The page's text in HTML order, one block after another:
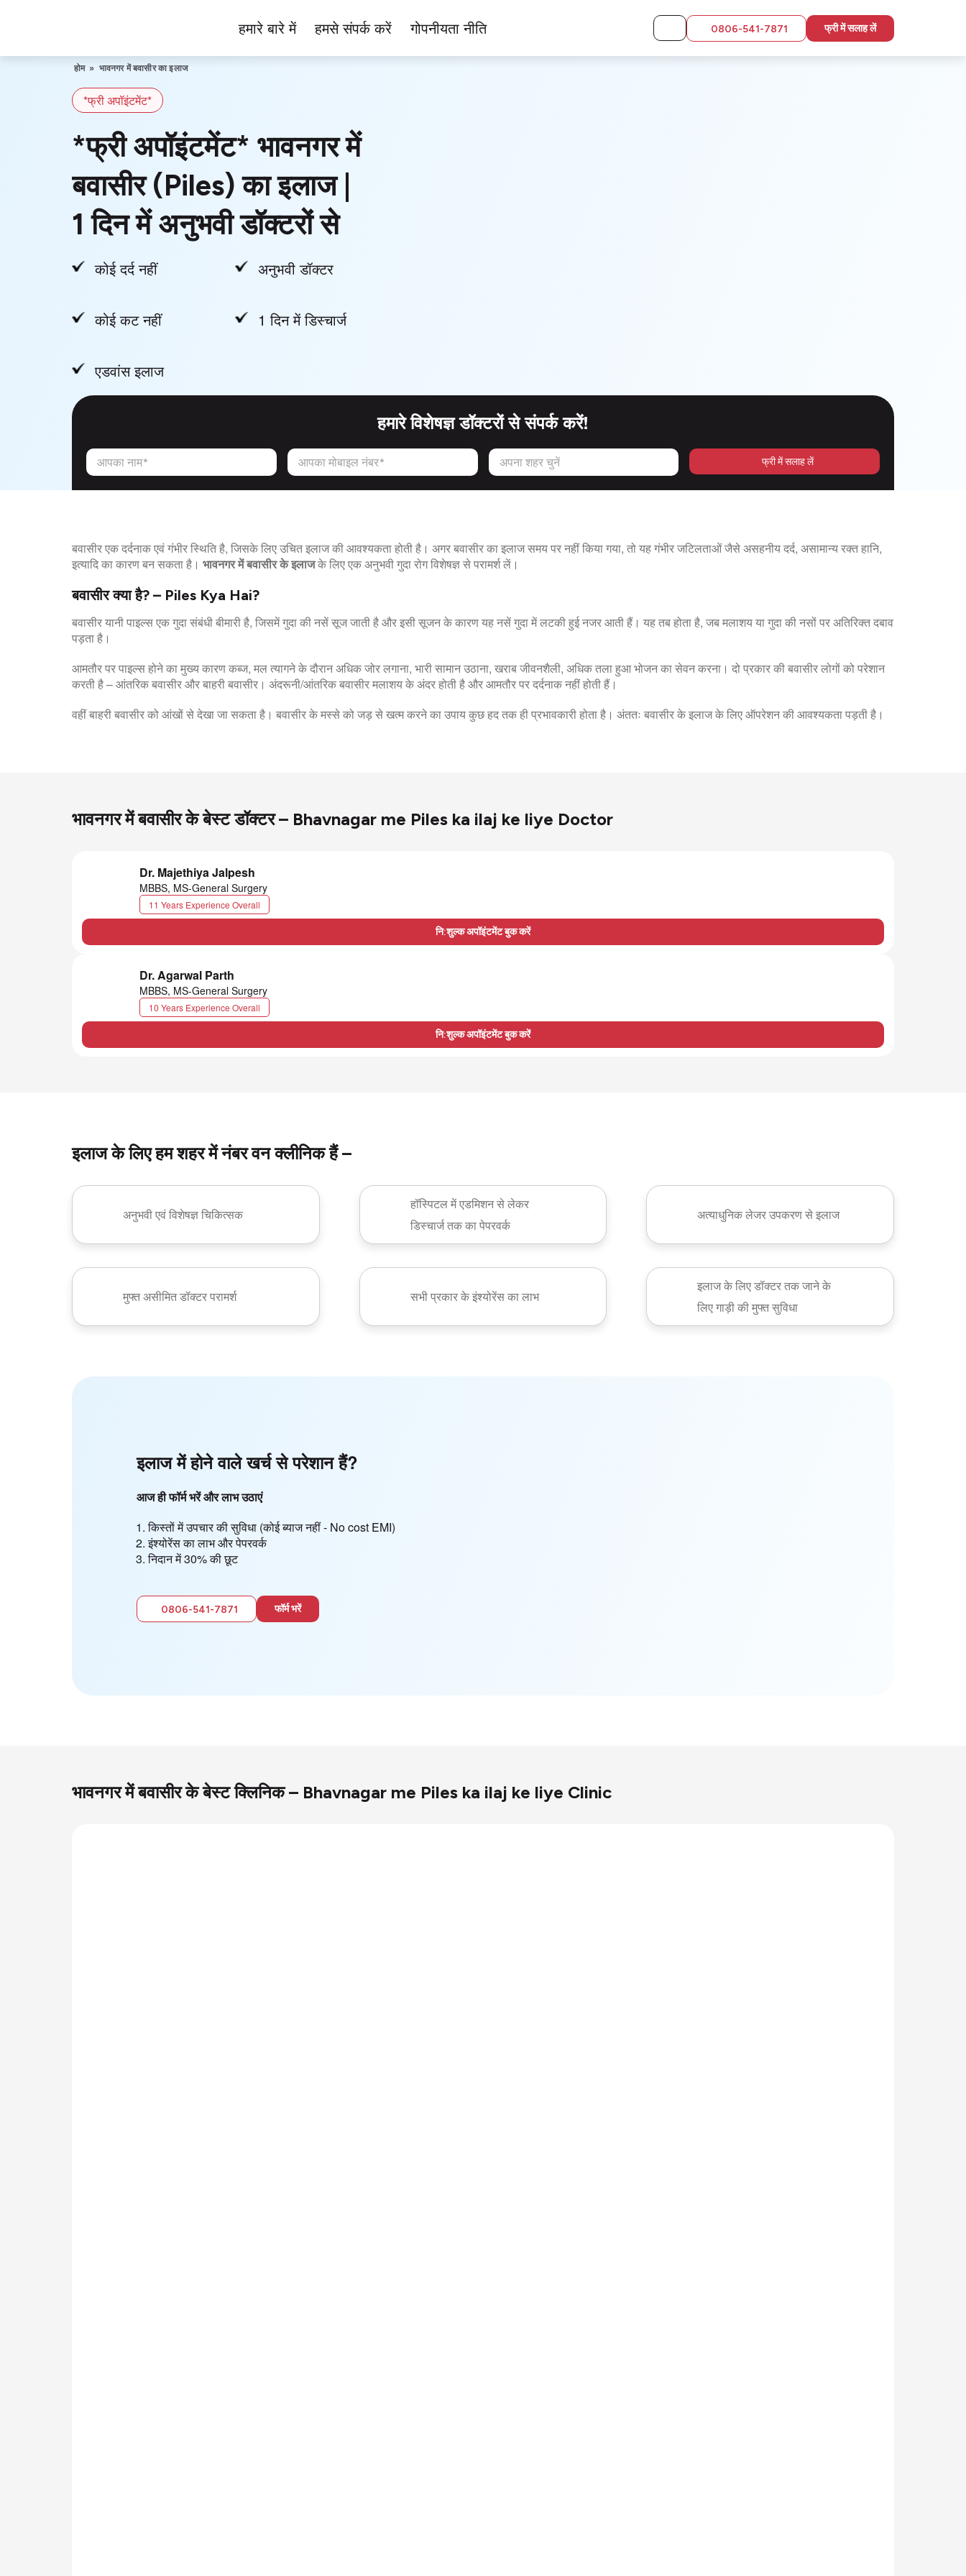
content
Ka
हमारे बारे में हमसे संपर्क करें गोपनीयता नीति 0806-541-7871 फ्री में सलाह लें
होम » भावनगर में बवासीर का इलाज
*फ्री अपॉइंटमेंट*
*फ्री अपॉइंटमेंट* भावनगर में
बवासीर (Piles) का इलाज |
1 दिन में अनुभवी डॉक्टरों से
कोई दर्द नहीं अनुभवी डॉक्टर
कोई कट नहीं 1 दिन में डिस्चार्ज
एडवांस इलाज
हमारे विशेषज्ञ डॉक्टरों से संपर्क करें!
आपका नाम* आपका मोबाइल नंबर* अपना शहर चुनें फ्री में सलाह लें
बवासीर एक दर्दनाक एवं गंभीर स्थिति है, जिसके लिए उचित इलाज की आवश्यकता होती है। अगर बवासीर का इलाज समय पर नहीं किया गया, तो यह गंभीर जटिलताओं जैसे असहनीय दर्द, असामान्य रक्त हानि,
इत्यादि का कारण बन सकता है। भावनगर में बवासीर के इलाजके लिए एक अनुभवी गुदा रोग विशेषज्ञ से परामर्श लें।
बवासीर क्या है? – Piles Kya Hai?
बवासीर यानी पाइल्स एक गुदा संबंधी बीमारी है, जिसमें गुदा की नसें सूज जाती है और इसी सूजन के कारण यह नसें गुदा में लटकी हुई नजर आती हैं। यह तब होता है, जब मलाशय या गुदा की नसों पर अतिरिक्त दबाव
पड़ता है।
आमतौर पर पाइल्स होने का मुख्य कारण कब्ज, मल त्यागने के दौरान अधिक जोर लगाना, भारी सामान उठाना, खराब जीवनशैली, अधिक तला हुआ भोजन का सेवन करना। दो प्रकार की बवासीर लोगों को परेशान
करती है – आंतरिक बवासीर और बाहरी बवासीर। अंदरूनी/आंतरिक बवासीर मलाशय के अंदर होती है और आमतौर पर दर्दनाक नहीं होती हैं।
वहीं बाहरी बवासीर को आंखों से देखा जा सकता है। बवासीर के मस्से को जड़ से खत्म करने का उपाय कुछ हद तक ही प्रभावकारी होता है। अंततः बवासीर के इलाज के लिए ऑपरेशन की आवश्यकता पड़ती है।
भावनगर में बवासीर के बेस्ट डॉक्टर – Bhavnagar me Piles ka ilaj ke liye Doctor
Dr. Majethiya Jalpesh
MBBS, MS-General Surgery
11 Years Experience Overall
नि:शुल्क अपॉइंटमेंट बुक करें
Dr. Agarwal Parth
MBBS, MS-General Surgery
10 Years Experience Overall
नि:शुल्क अपॉइंटमेंट बुक करें
इलाज के लिए हम शहर में नंबर वन क्लीनिक हैं –
अनुभवी एवं विशेषज्ञ चिकित्सक
हॉस्पिटल में एडमिशन से लेकर
डिस्चार्ज तक का पेपरवर्क
अत्याधुनिक लेजर उपकरण से इलाज
मुफ्त असीमित डॉक्टर परामर्श सभी प्रकार के इंश्योरेंस का लाभ
इलाज के लिए डॉक्टर तक जाने के
लिए गाड़ी की मुफ्त सुविधा
इलाज में होने वाले खर्च से परेशान हैं?
आज ही फॉर्म भरें और लाभ उठाएं
किस्तों में उपचार की सुविधा (कोई ब्याज नहीं - No cost EMI)
इंश्योरेंस का लाभ और पेपरवर्क
निदान में 30% की छूट
0806-541-7871 फॉर्म भरें
भावनगर में बवासीर के बेस्ट क्लिनिक – Bhavnagar me Piles ka ilaj ke liye Clinic